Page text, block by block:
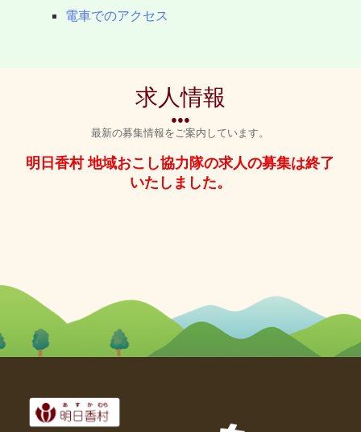
電車でのアクセス
求人情報
●●●
最新の募集情報をご案内しています。
明日香村 地域おこし協力隊の求人の募集は終了
いたしました。